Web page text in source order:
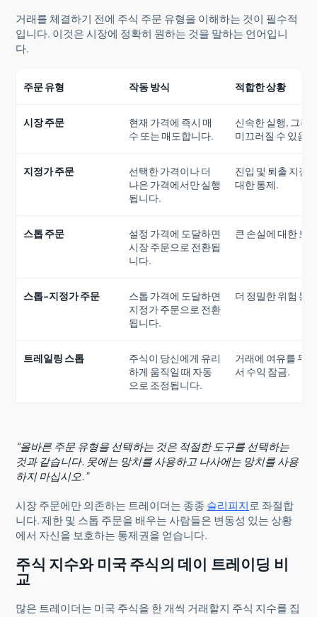
거래를 체결하기 전에 주식 주문 유형을 이해하는 것이 필수적
입니다. 이것은 시장에 정확히 원하는 것을 말하는 언어입니
다.
주문 유형 작동 방식 적합한 상황
시장 주문
현재 가격에 즉시 매
수 또는 매도합니다.
신속한 실행, 그러
미끄러질 수 있음.
지정가 주문
선택한 가격이나 더
나은 가격에서만 실행
됩니다.
진입 및 퇴출 지점
대한 통제.
스톱 주문
설정 가격에 도달하면
시장 주문으로 전환됩
니다.
큰 손실에 대한 보
스톱-지정가 주문
스톱 가격에 도달하면
지정가 주문으로 전환
됩니다.
더 정밀한 위험 통
트레일링 스톱
주식이 당신에게 유리
하게 움직일 때 자동
으로 조정됩니다.
거래에 여유를 두면
서 수익 잠금.
“올바른 주문 유형을 선택하는 것은 적절한 도구를 선택하는
것과 같습니다. 못에는 망치를 사용하고 나사에는 망치를 사용
하지 마십시오.”
시장 주문에만 의존하는 트레이더는 종종 슬리피지 로 좌절합
니다. 제한 및 스톱 주문을 배우는 사람들은 변동성 있는 상황
에서 자신을 보호하는 통제권을 얻습니다.
주식 지수와 미국 주식의 데이 트레이딩 비
교
많은 트레이더는 미국 주식을 한 개씩 거래할지 주식 지수를 집